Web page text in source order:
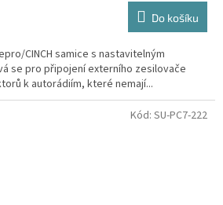
Do košíku
CINCH samice s nastavitelným
se pro připojení externího zesilovače
k autorádiím, které nemají...
Kód: SU-PC7-222